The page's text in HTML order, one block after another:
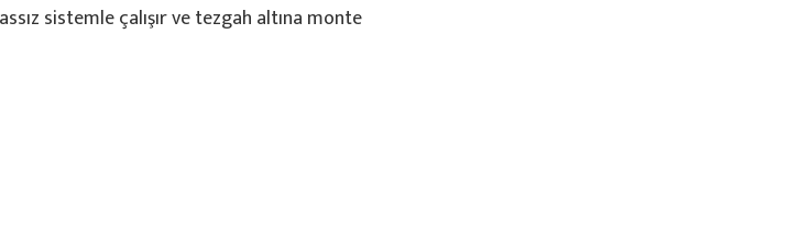
sistemle çalışır ve tezgah altına monte